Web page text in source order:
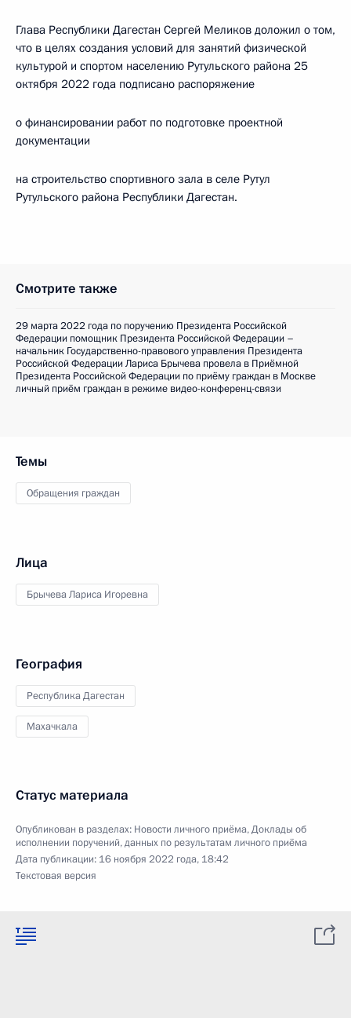
Глава Республики Дагестан Сергей Меликов доложил о том,
что в целях создания условий для занятий физической
культурой и спортом населению Рутульского района 25
октября 2022 года подписано распоряжение
о финансировании работ по подготовке проектной
документации
на строительство спортивного зала в селе Рутул
Рутульского района Республики Дагестан.
Смотрите также
29 марта 2022 года по поручению Президента Российской
Федерации помощник Президента Российской Федерации –
начальник Государственно-правового управления Президента
Российской Федерации Лариса Брычева провела в Приёмной
Президента Российской Федерации по приёму граждан в Москве
личный приём граждан в режиме видео-конференц-связи
Темы
Обращения граждан
Лица
Брычева Лариса Игоревна
География
Республика Дагестан
Махачкала
Статус материала
Опубликован в разделах: Новости личного приёма,Доклады об
исполнении поручений, данных по результатам личного приёма
Дата публикации: 16 ноября 2022 года, 18:42
Текстовая версия